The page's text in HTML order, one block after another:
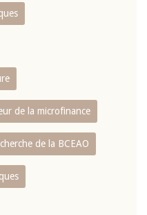
de la microfinance
de la BCEAO